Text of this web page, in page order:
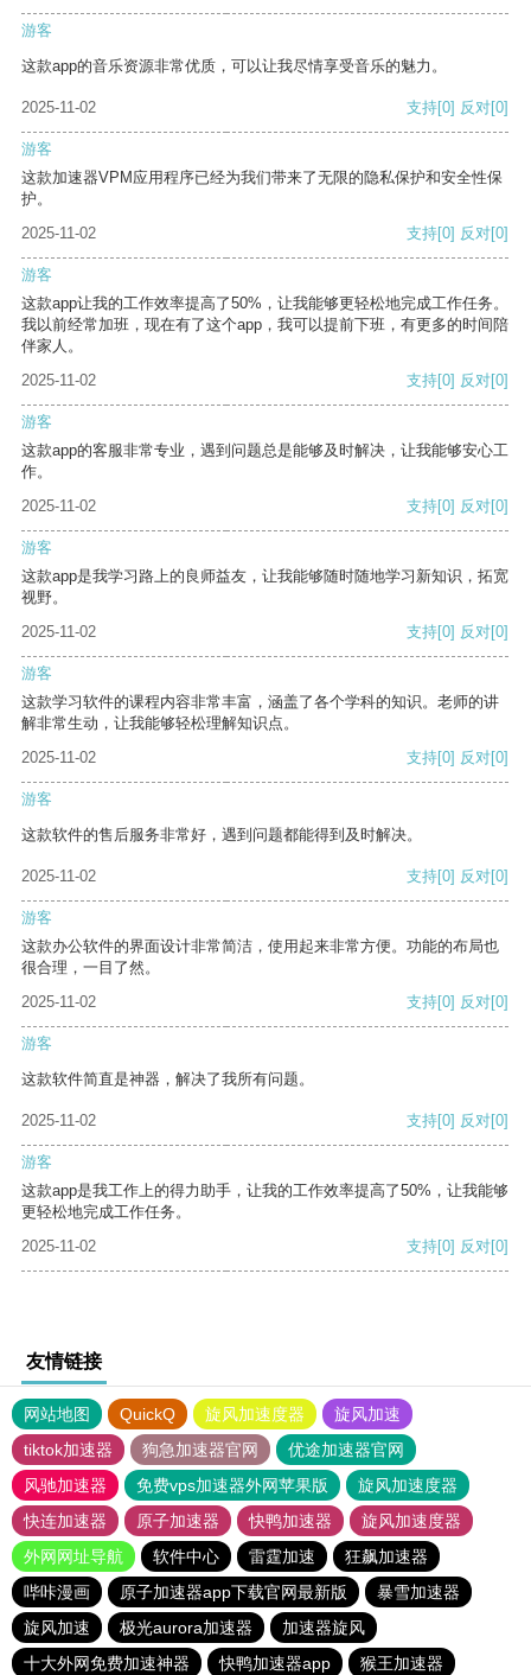
游客
这款app的音乐资源非常优质，可以让我尽情享受音乐的魅力。
2025-11-02 支持[0] 反对[0]
游客
这款加速器VPM应用程序已经为我们带来了无限的隐私保护和安全性保
护。
2025-11-02
支持[0] 反对[0]
游客
这款app让我的工作效率提高了50%，让我能够更轻松地完成工作任务。
我以前经常加班，现在有了这个app，我可以提前下班，有更多的时间陪
伴家人。
2025-11-02
支持[0] 反对[0]
游客
这款app的客服非常专业，遇到问题总是能够及时解决，让我能够安心工
作。
2025-11-02
支持[0] 反对[0]
游客
这款app是我学习路上的良师益友，让我能够随时随地学习新知识，拓宽
视野。
2025-11-02
支持[0] 反对[0]
游客
这款学习软件的课程内容非常丰富，涵盖了各个学科的知识。老师的讲
解非常生动，让我能够轻松理解知识点。
2025-11-02
支持[0] 反对[0]
游客
这款软件的售后服务非常好，遇到问题都能得到及时解决。
2025-11-02 支持[0] 反对[0]
游客
这款办公软件的界面设计非常简洁，使用起来非常方便。功能的布局也
很合理，一目了然。
2025-11-02
支持[0] 反对[0]
游客
这款软件简直是神器，解决了我所有问题。
2025-11-02 支持[0] 反对[0]
游客
这款app是我工作上的得力助手，让我的工作效率提高了50%，让我能够
更轻松地完成工作任务。
2025-11-02
支持[0] 反对[0]
友情链接
网站地图 QuickQ 旋风加速度器
旋风加速
tiktok加速器
狗急加速器官网
优途加速器官网
风驰加速器
免费vps加速器外网苹果版
旋风加速度器
快连加速器
原子加速器 快鸭加速器
旋风加速度器
外网网址导航
软件中心 雷霆加速
狂飙加速器
哔咔漫画
原子加速器app下载官网最新版
暴雪加速器
旋风加速
极光aurora加速器
加速器旋风
十大外网免费加速神器
快鸭加速器app 猴王加速器